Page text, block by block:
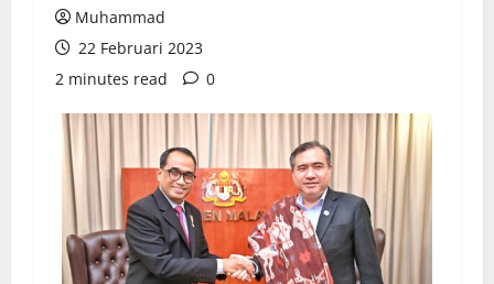
Muhammad
22 Februari 2023
2 minutes read
0